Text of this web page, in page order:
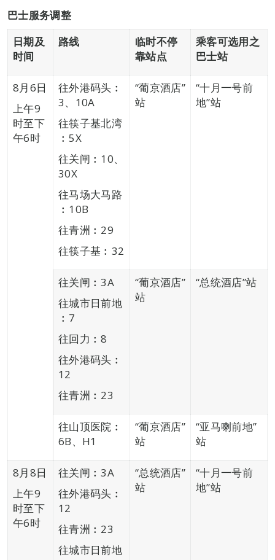
巴士服务调整
日期及
时间
路线
临时不停
靠站点
乘客可选用之
巴士站
8月6日
上午9
时至下
午6时
往外港码头︰
3、10A
往筷子基北湾
︰5X
往关闸︰10、
30X
往马场大马路
︰10B
往青洲︰29
往筷子基︰32
“葡京酒店”
站
“十月一号前
地”站
往关闸︰3A
往城市日前地
︰7
往回力︰8
往外港码头︰
12
往青洲︰23
“葡京酒店”
站
“总统酒店”站
往山顶医院︰
6B、H1
“葡京酒店”
站
“亚马喇前地”
站
8月8日
上午9
时至下
午6时
往关闸︰3A
往外港码头︰
12
往青洲︰23
往城市日前地
“总统酒店”
站
“十月一号前
地”站